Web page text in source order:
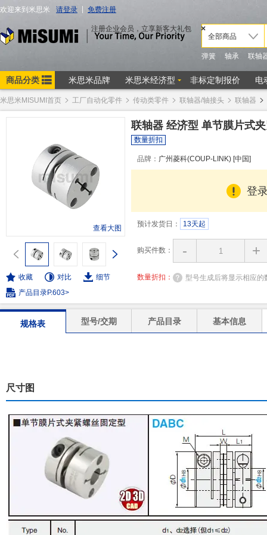
米思米MISUMI首页 工厂自动化零件 传动类零件 联轴器/轴接头 联轴器
查看大图
收藏 对比
细节
产品目录P.603>
联轴器 经济型 单节膜片式
数量折扣
品牌： 广州菱科(COUP-LINK) [中国]
登
预计发货日： 13天起
购买件数： - +
数量折扣： 型号生成后将显示相应的
规格表 型号/交期 产品目录 基本信息
尺寸图